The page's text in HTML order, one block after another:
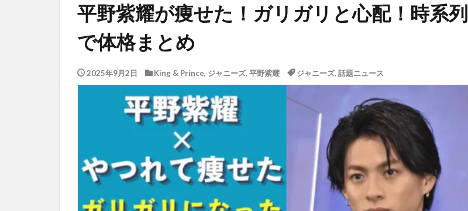
平野紫耀が痩せた！ガリガリと心配！時系列
で体格まとめ
2025年9月2日 King & Prince, ジャニーズ, 平野紫耀 ジャニーズ, 話題ニュース